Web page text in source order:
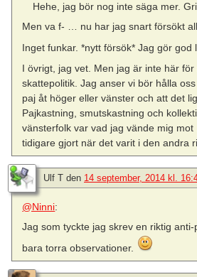
Hehe, jag bör nog inte säga mer.
Men va f- … nu har jag snart försökt
Inget funkar. *nytt försök* Jag gör god
I övrigt, jag vet. Men jag är inte här för
skattepolitik. Jag anser vi bör hålla
paj åt höger eller vänster och att det
Pajkastning, smutskastning och
vänsterfolk var vad jag vände mig
tidigare gjort när det varit i den andra
Ulf T den 14 september, 2014 kl.
@Ninni:
Jag som tyckte jag skrev en riktig
bara torra observationer.